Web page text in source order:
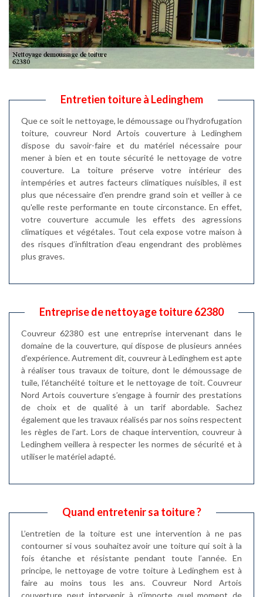
Entretien toiture à Ledinghem
Que ce soit le nettoyage, le démoussage ou l’hydrofugation
toiture, couvreur Nord Artois couverture à Ledinghem
dispose du savoir-faire et du matériel nécessaire pour
mener à bien et en toute sécurité le nettoyage de votre
couverture. La toiture préserve votre intérieur des
intempéries et autres facteurs climatiques nuisibles, il est
plus que nécessaire d'en prendre grand soin et veiller à ce
qu'elle reste performante en toute circonstance. En effet,
votre couverture accumule les effets des agressions
climatiques et végétales. Tout cela expose votre maison à
des risques d’infiltration d’eau engendrant des problèmes
plus graves.
Entreprise de nettoyage toiture 62380
Couvreur 62380 est une entreprise intervenant dans le
domaine de la couverture, qui dispose de plusieurs années
d’expérience. Autrement dit, couvreur à Ledinghem est apte
à réaliser tous travaux de toiture, dont le démoussage de
tuile, l’étanchéité toiture et le nettoyage de toit. Couvreur
Nord Artois couverture s’engage à fournir des prestations
de choix et de qualité à un tarif abordable. Sachez
également que les travaux réalisés par nos soins respectent
les règles de l’art. Lors de chaque intervention, couvreur à
Ledinghem veillera à respecter les normes de sécurité et à
utiliser le matériel adapté.
Quand entretenir sa toiture ?
L’entretien de la toiture est une intervention à ne pas
contourner si vous souhaitez avoir une toiture qui soit à la
fois étanche et résistante pendant toute l’année. En
principe, le nettoyage de votre toiture à Ledinghem est à
faire au moins tous les ans. Couvreur Nord Artois
couverture peut intervenir à n’importe quel moment de